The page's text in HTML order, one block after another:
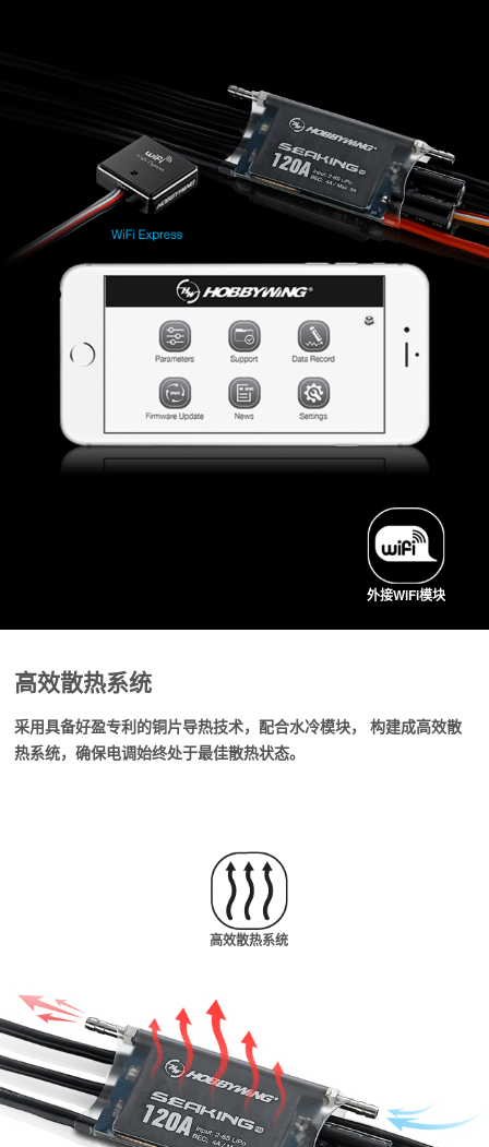
外接WiFi模块
高效散热系统
采用具备好盈专利的铜片导热技术，配合水冷模块， 构建成高效散
热系统，确保电调始终处于最佳散热状态。
高效散热系统